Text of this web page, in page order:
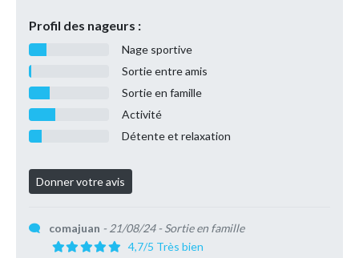
Profil des nageurs :
Nage sportive
Sortie entre amis
Sortie en famille
Activité
Détente et relaxation
comajuan - 21/08/24- Sortie en famille
4,7/5 Très bien